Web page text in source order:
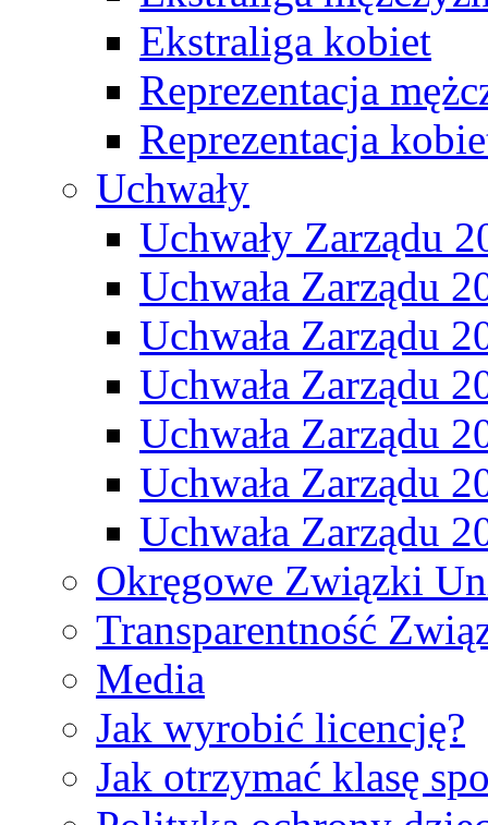
Ekstraliga kobiet
Reprezentacja
Reprezentacja
Uchwały
Uchwały Zarządu
Uchwała Zarządu
Uchwała Zarządu
Uchwała Zarządu
Uchwała Zarządu
Uchwała Zarządu
Uchwała Zarządu
Okręgowe Związki
Transparentność
Media
Jak wyrobić licencję?
Jak otrzymać klasę